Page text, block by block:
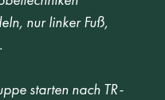
nur linker Fuß,
starten nach TR-